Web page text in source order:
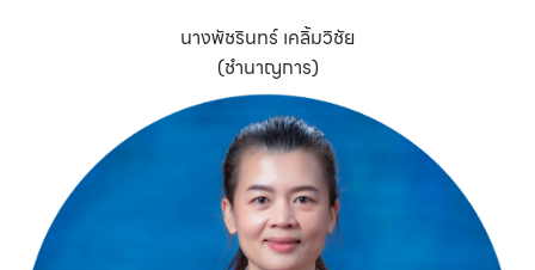
นางพัชรินทร์ เคลิ้มวิชัย
(ชำนาญการ)